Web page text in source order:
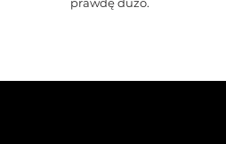
prawdę dużo.